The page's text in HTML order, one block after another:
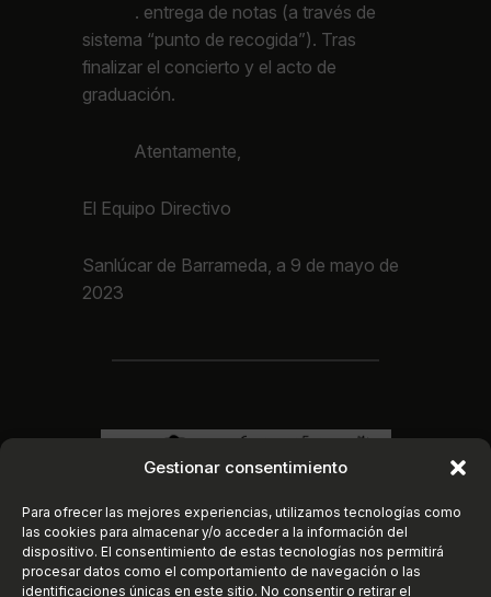
Gestionar consentimiento
Para ofrecer las mejores experiencias, utilizamos tecnologías como
las cookies para almacenar y/o acceder a la información del
dispositivo. El consentimiento de estas tecnologías nos permitirá
procesar datos como el comportamiento de navegación o las
identificaciones únicas en este sitio. No consentir o retirar el
. entrega de notas (a través de
sistema “punto de recogida”). Tras
finalizar el concierto y el acto de
graduación.
Atentamente,
El Equipo Directivo
Sanlúcar de Barrameda, a 9 de mayo de
2023